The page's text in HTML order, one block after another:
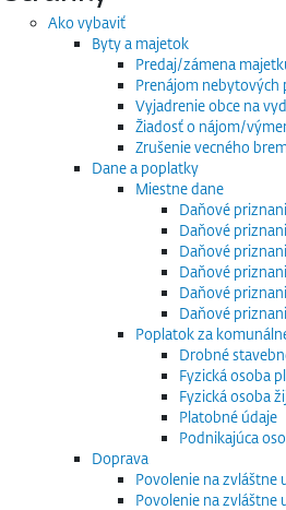
Ako vybaviť
Byty a majetok
Predaj/zámena
Prenájom nebytových
Vyjadrenie obce na
Žiadosť o nájom/
Zrušenie vecného
Dane a poplatky
Miestne dane
Daňové
Daňové
Daňové
Daňové
Daňové
Daňové
Poplatok za
Drobné
Fyzická osoba
Fyzická osoba
Platobné údaje
Podnikajúca
Doprava
Povolenie na zvláštne
Povolenie na zvláštne